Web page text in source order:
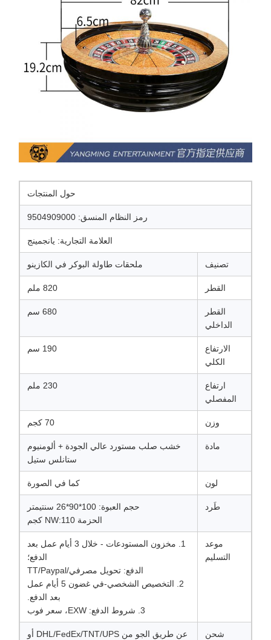
حول المنتجات
رمز النظام المنسق: 9504909000
العلامة التجارية: يانجمينج
تصنيف ملحقات طاولة البوكر في الكازينو
القطر 820 ملم
القطر
الداخلي
680 سم
الارتفاع
الكلي
190 سم
ارتفاع
المفصلي
230 ملم
وزن 70 كجم
مادة
خشب صلب مستورد عالي الجودة + ألومنيوم
ستانلس ستيل
لون كما في الصورة
طَرد
حجم العبوة: 100*90*26 سنتيمتر
الحزمة NW:110 كجم
موعد
التسليم
1. مخزون المستودعات - خلال 3 أيام عمل بعد
الدفع؛
الدفع: تحويل مصرفي/TT/Paypal
2. التخصيص الشخصي-في غضون 5 أيام عمل
بعد الدفع.
3. شروط الدفع: EXW، سعر فوب
شحن
عن طريق الجو من DHL/FedEx/TNT/UPS أو